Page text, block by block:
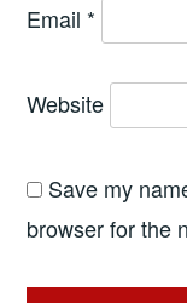
Email *
Website
Save my
browser for the